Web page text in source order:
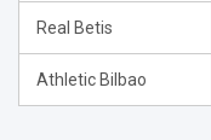
Real Betis
Athletic Bilbao